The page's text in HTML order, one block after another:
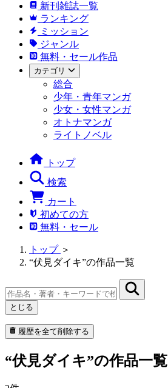
新刊雑誌一覧
ランキング
ミッション
ジャンル
無料・セール作品
カテゴリ
総合
少年・青年マンガ
少女・女性マンガ
オトナマンガ
ライトノベル
トップ
検索
カート
初めての方
無料・セール
トップ ＞
“伏見ダイキ”の作品一覧
とじる
履歴を全て削除する
“伏見ダイキ”の作品一覧